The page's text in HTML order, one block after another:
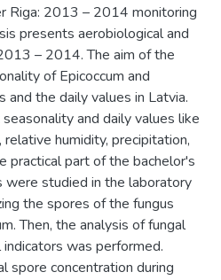
Riga: 2013 – 2014 monitoring
presents aerobiological and
– 2014. The aim of the
of Epicoccum and
and the daily values in Latvia.
and daily values like
humidity, precipitation,
practical part of the bachelor's
were studied in the laboratory
the spores of the fungus
Then, the analysis of fungal
was performed.
spore concentration during